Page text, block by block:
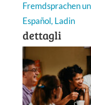
Fremdsprachen
Español, Ladin
dettagli